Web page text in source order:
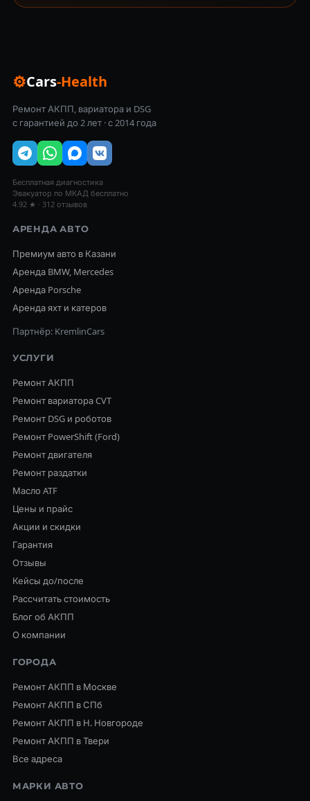
⚙Cars-Health
Ремонт АКПП, вариатора и DSG
с гарантией до 2 лет · с 2014 года
Бесплатная диагностика
Эвакуатор по МКАД бесплатно
4.92 ★ · 312 отзывов
АРЕНДА АВТО
Премиум авто в Казани
Аренда BMW, Mercedes
Аренда Porsche
Аренда яхт и катеров
Партнёр: KremlinCars
УСЛУГИ
Ремонт АКПП
Ремонт вариатора CVT
Ремонт DSG и роботов
Ремонт PowerShift (Ford)
Ремонт двигателя
Ремонт раздатки
Масло ATF
Цены и прайс
Акции и скидки
Гарантия
Отзывы
Кейсы до/после
Рассчитать стоимость
Блог об АКПП
О компании
ГОРОДА
Ремонт АКПП в Москве
Ремонт АКПП в СПб
Ремонт АКПП в Н. Новгороде
Ремонт АКПП в Твери
Все адреса
МАРКИ АВТО